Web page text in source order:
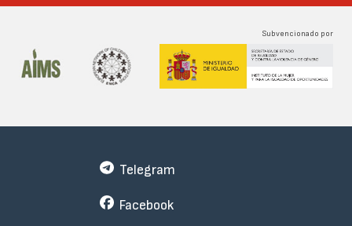
Subvencionado por
Telegram
Facebook